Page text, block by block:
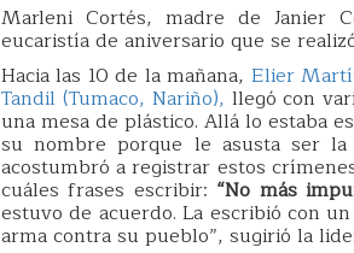
Marleni Cortés, madre de Janier
eucaristía de aniversario que se
Hacia las 10 de la mañana, Elier
Tandil (Tumaco, Nariño), llegó con
una mesa de plástico. Allá lo estaba
su nombre porque le asusta ser
acostumbró a registrar estos
cuáles frases escribir: “No más
estuvo de acuerdo. La escribió con
arma contra su pueblo”, sugirió la